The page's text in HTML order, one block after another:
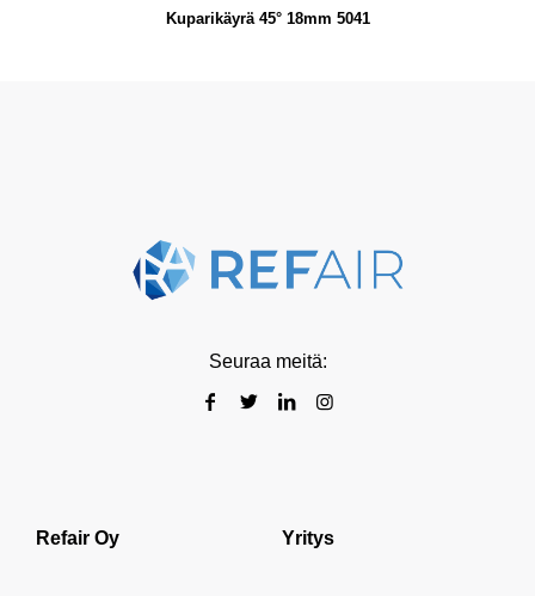
Kuparikäyrä 45° 18mm 5041
Seuraa meitä:
Refair Oy Yritys